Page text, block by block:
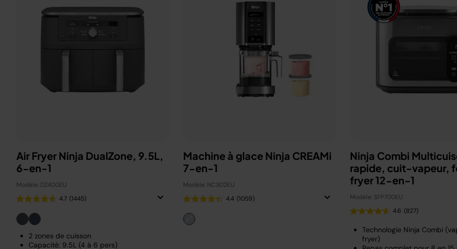
Air Fryer Ninja DualZone, 9.5L,
6-en-1
Modèle: DZ400EU
4.7 (1445)
2 zones de cuisson
Capacité: 9.5L (4 à 6 pers)
Machine à glace Ninja CREAMi
7-en-1
Modèle: NC302EU
4.4 (1059)
Ninja Combi
rapide, cuit-vapeur,
fryer 12-en-1
Modèle: SFP700EU
4.6 (827)
Technologie Ninja Combi
fryer)